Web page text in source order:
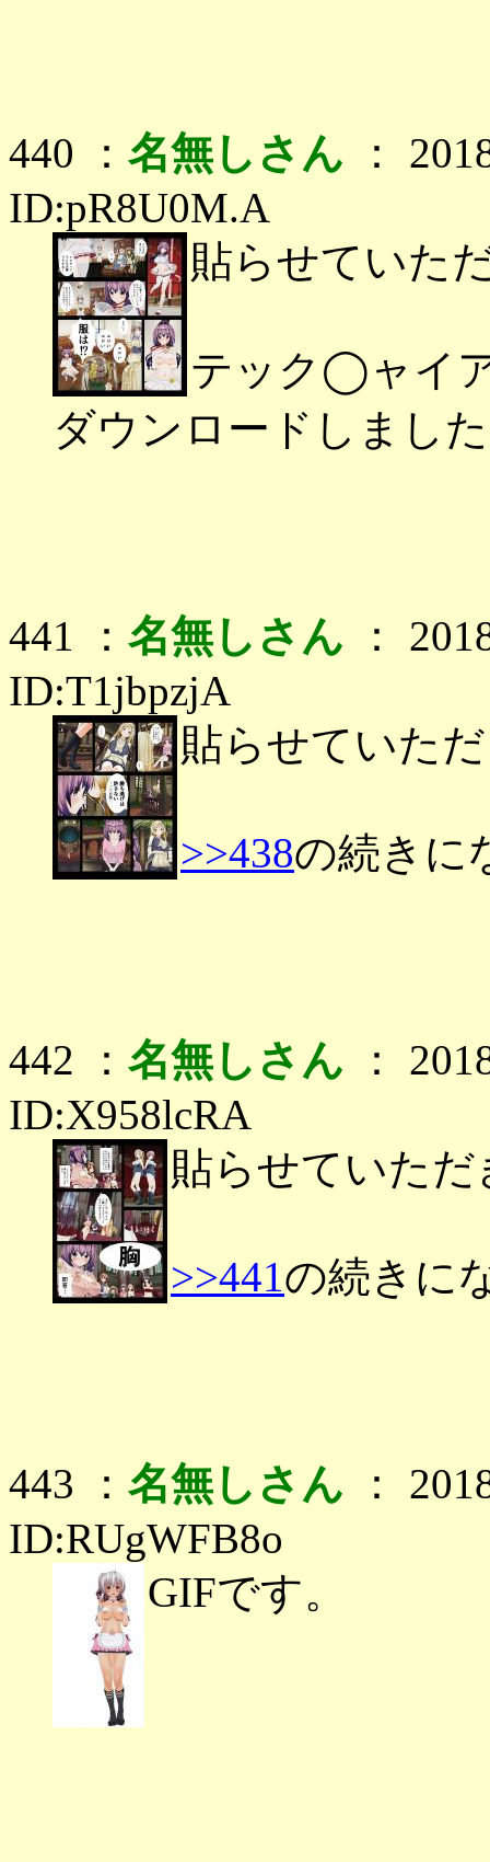
440 ： 名無しさん ：
ID:pR8U0M.A
貼らせていた
テック◯ャイ
ダウンロードしまし
441 ： 名無しさん ：
ID:T1jbpzjA
貼らせていた
>>438の続きに
442 ： 名無しさん ：
ID:X958lcRA
貼らせていただ
>>441の続きに
443 ： 名無しさん ：
ID:RUgWFB8o
GIFです。